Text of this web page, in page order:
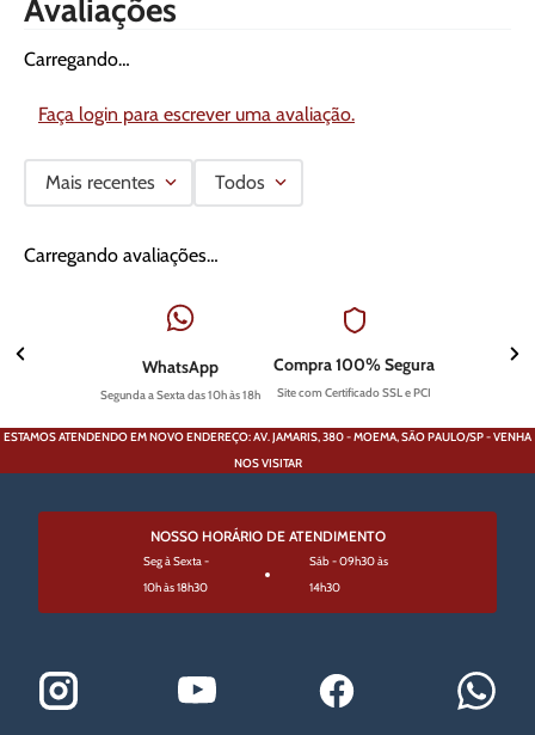
Avaliações
Carregando…
Faça login para escrever uma avaliação.
Mais recentes Todos
Carregando avaliações…
WhatsApp
Segunda a Sexta das 10h às 18h
Compra 100% Segura
Site com Certificado SSL e PCI
ESTAMOS ATENDENDO EM NOVO ENDEREÇO: AV. JAMARIS, 380 - MOEMA, SÃO PAULO/SP - VENHA
NOS VISITAR
NOSSO HORÁRIO DE ATENDIMENTO
Seg à Sexta -
10h às 18h30
Sáb - 09h30 às
14h30